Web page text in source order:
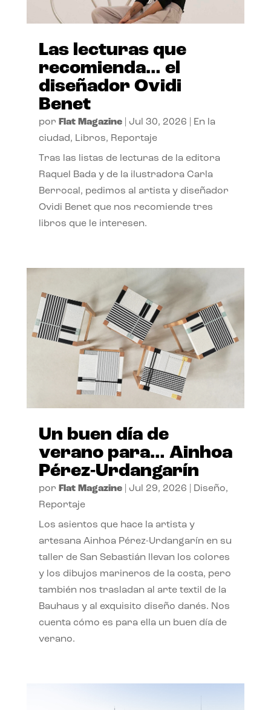
Las lecturas que
recomienda… el
diseñador Ovidi
Benet
por Flat Magazine| Jul 30, 2026
En la
ciudad, Libros, Reportaje
Tras las listas de lecturas de la editora
Raquel Bada y de la ilustradora Carla
Berrocal, pedimos al artista y diseñador
Ovidi Benet que nos recomiende tres
libros que le interesen.
Un buen día de
verano para… Ainhoa
Pérez-Urdangarín
por Flat Magazine| Jul 29, 2026 Diseño,
Reportaje
Los asientos que hace la artista y
artesana Ainhoa Pérez-Urdangarín en su
taller de San Sebastián llevan los colores
y los dibujos marineros de la costa, pero
también nos trasladan al arte textil de la
Bauhaus y al exquisito diseño danés. Nos
cuenta cómo es para ella un buen día de
verano.